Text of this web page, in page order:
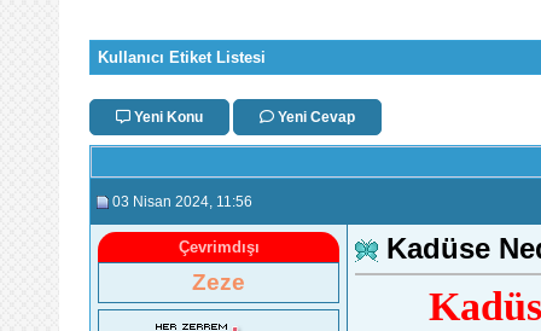
Kullanıcı Etiket Listesi
Yeni Konu Yeni Cevap
03 Nisan 2024 , 11:56
Çevrimdışı
Zeze
Kadüse